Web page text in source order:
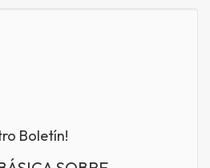
Boletín!